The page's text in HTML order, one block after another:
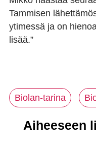
Tammisen
ytimessä ja on
lisää.”
Biolan-tarina
Aiheeseen